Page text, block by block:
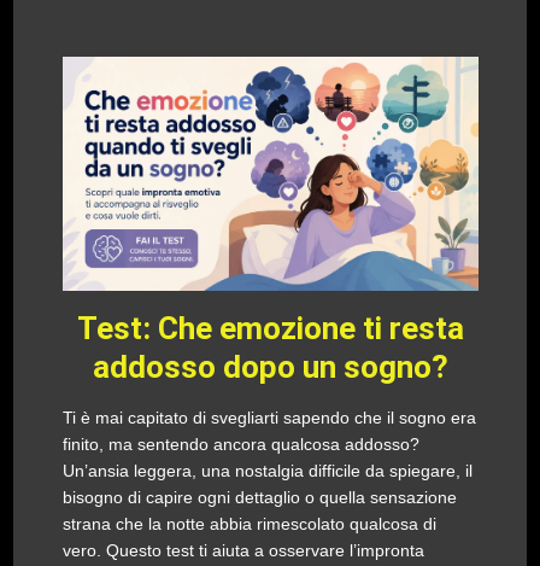
Test: Che emozione ti resta
addosso dopo un sogno?
Ti è mai capitato di svegliarti sapendo che il sogno era
finito, ma sentendo ancora qualcosa addosso?
Un’ansia leggera, una nostalgia difficile da spiegare, il
bisogno di capire ogni dettaglio o quella sensazione
strana che la notte abbia rimescolato qualcosa di
vero. Questo test ti aiuta a osservare l’impronta